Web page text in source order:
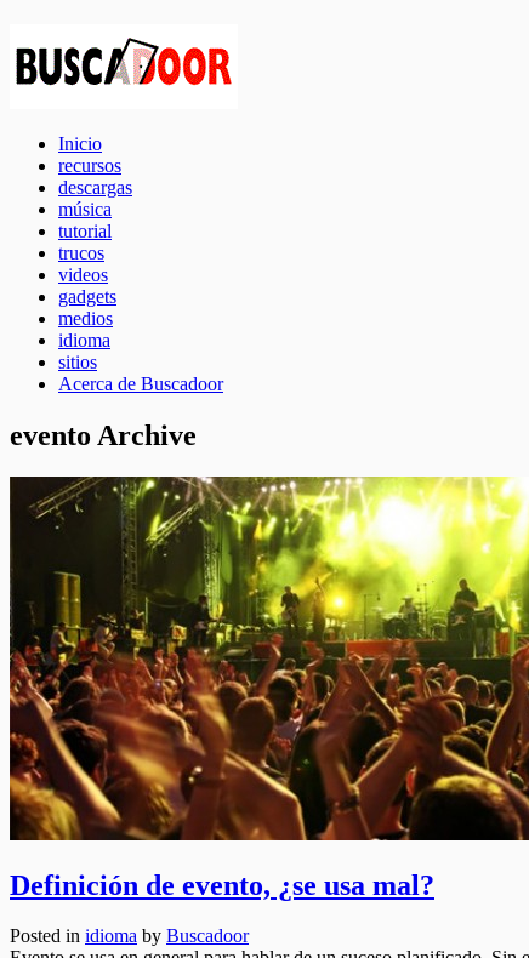
Inicio
recursos
descargas
música
tutorial
trucos
videos
gadgets
medios
idioma
sitios
Acerca de Buscadoor
evento Archive
Definición de evento, ¿se usa mal?
Posted in idioma by Buscadoor